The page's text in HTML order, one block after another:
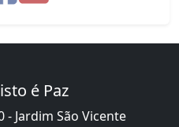
é Paz
- Jardim São Vicente